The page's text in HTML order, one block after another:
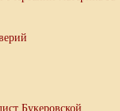
Букеровской